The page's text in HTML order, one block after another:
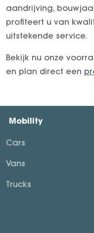
aandrijving,
profiteert u van
uitstekende service.
Bekijk nu onze
en plan direct een
Mobility
Cars
Vans
Trucks